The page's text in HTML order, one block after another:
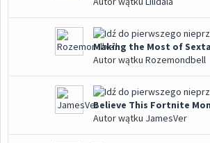
Making the Most of
Autor wątku Rozemondbell
Believe This Fortnite
Autor wątku JamesVer